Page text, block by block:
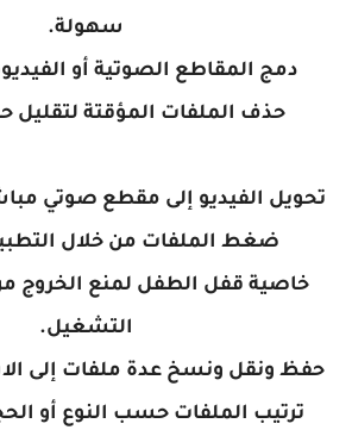
سهولة.
دمج المقاطع الصوتية أو
حذف الملفات المؤقتة لتقليل
تحويل الفيديو إلى مقطع صوتي
ضغط الملفات من خلال
خاصية قفل الطفل لمنع الخروج
التشغيل.
حفظ ونقل ونسخ عدة ملفات إلى
ترتيب الملفات حسب النوع أو